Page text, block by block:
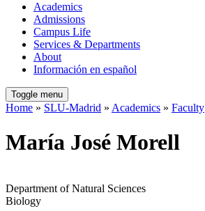
Academics
Admissions
Campus Life
Services & Departments
About
Información en español
Toggle menu
Home » SLU-Madrid » Academics » Faculty
María José Morell
Department of Natural Sciences
Biology